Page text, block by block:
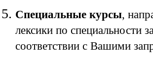
Специальные курсы,
лексики по специальности
соответствии с Вашими